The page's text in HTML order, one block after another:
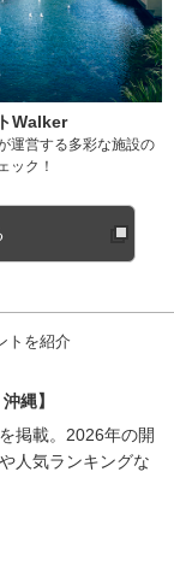
Walker
運営する多彩な施設の
ック！
トを紹介
縄】
掲載。2026年の開
人気ランキングな